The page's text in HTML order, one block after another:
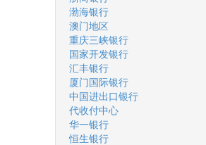
渤海银行
澳门地区
重庆三峡银行
国家开发银行
汇丰银行
厦门国际银行
中国进出口银行
代收付中心
华一银行
恒生银行